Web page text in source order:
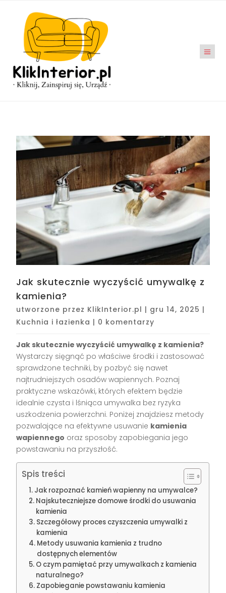
Jak skutecznie wyczyścić umywalkę z
kamienia?
utworzone przez KlikInterior.pl | gru 14, 2025 |
Kuchnia i łazienka | 0 komentarzy
Jak skutecznie wyczyścić umywalkę z kamienia?
Wystarczy sięgnąć po właściwe środki i zastosować
sprawdzone techniki, by pozbyć się nawet
najtrudniejszych osadów wapiennych. Poznaj
praktyczne wskazówki, których efektem będzie
idealnie czysta i lśniąca umywalka bez ryzyka
uszkodzenia powierzchni. Poniżej znajdziesz metody
pozwalające na efektywne usuwanie kamienia
wapiennego oraz sposoby zapobiegania jego
powstawaniu na przyszłość.
Spis treści
Jak rozpoznać kamień wapienny na umywalce?
Najskuteczniejsze domowe środki do usuwania
kamienia
Szczegółowy proces czyszczenia umywalki z
kamienia
Metody usuwania kamienia z trudno
dostępnych elementów
O czym pamiętać przy umywalkach z kamienia
naturalnego?
Zapobieganie powstawaniu kamienia